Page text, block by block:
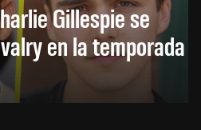
Gillespie se
en la temporada